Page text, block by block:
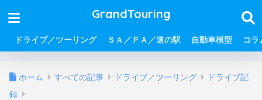
GrandTouring
ドライブ／ツーリング ＳＡ／ＰＡ／道の駅 自動車模型 コラ
ホーム すべての記事 ドライブ／ツーリング
ドライブ記
録